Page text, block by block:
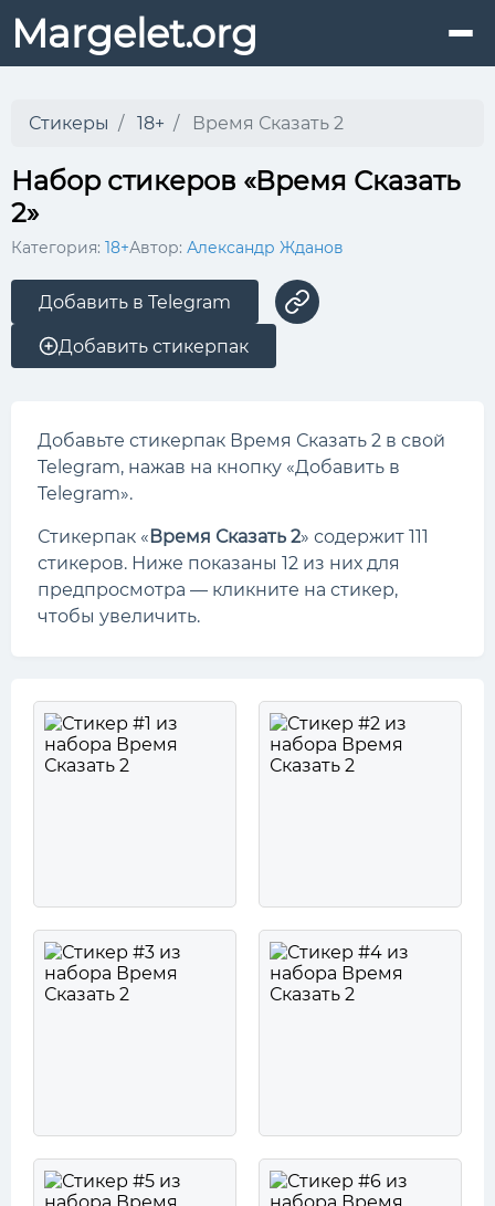
Margelet.org
Стикеры 18+ Время Сказать 2
Набор стикеров «Время Сказать
2»
Категория: 18+Автор: Александр Жданов
Добавить в Telegram
Добавить стикерпак
Добавьте стикерпак Время Сказать 2 в свой
Telegram, нажав на кнопку «Добавить в
Telegram».
Стикерпак «Время Сказать 2» содержит 111
стикеров. Ниже показаны 12 из них для
предпросмотра — кликните на стикер,
чтобы увеличить.